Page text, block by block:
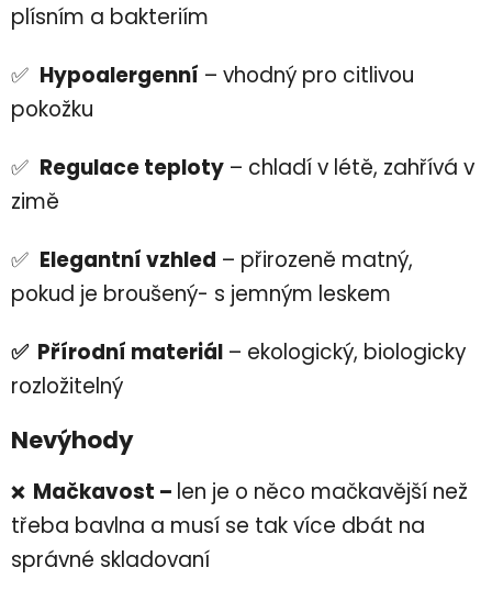
plísním a bakteriím
✅ Hypoalergenní – vhodný pro citlivou
pokožku
✅ Regulace teploty – chladí v létě, zahřívá v
zimě
✅ Elegantní vzhled – přirozeně matný,
pokud je broušený- s jemným leskem
✅ Přírodní materiál – ekologický, biologicky
rozložitelný
Nevýhody
❌Mačkavost – len je o něco mačkavější než
třeba bavlna a musí se tak více dbát na
správné skladovaní